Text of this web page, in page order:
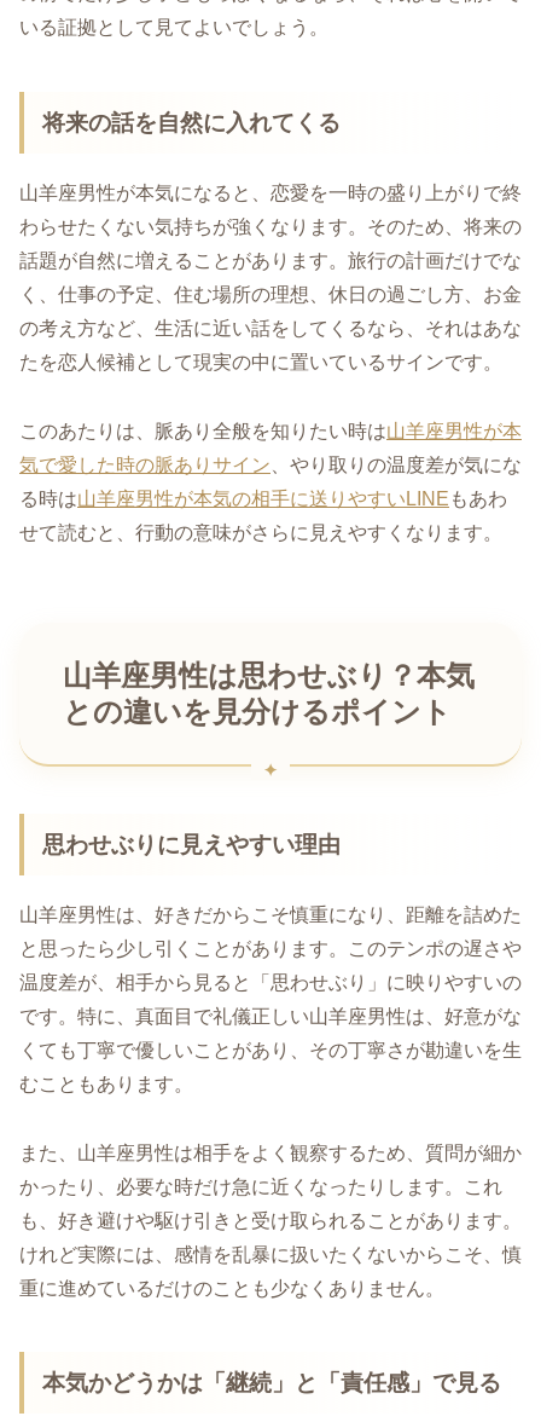
いる証拠として見てよいでしょう。
将来の話を自然に入れてくる
山羊座男性が本気になると、恋愛を一時の盛り上がりで終
わらせたくない気持ちが強くなります。そのため、将来の
話題が自然に増えることがあります。旅行の計画だけでな
く、仕事の予定、住む場所の理想、休日の過ごし方、お金
の考え方など、生活に近い話をしてくるなら、それはあな
たを恋人候補として現実の中に置いているサインです。
このあたりは、脈あり全般を知りたい時は山羊座男性が本
気で愛した時の脈ありサイン 、やり取りの温度差が気にな
る時は山羊座男性が本気の相手に送りやすいLINE もあわ
せて読むと、行動の意味がさらに見えやすくなります。
山羊座男性は思わせぶり？本気
との違いを見分けるポイント
思わせぶりに見えやすい理由
山羊座男性は、好きだからこそ慎重になり、距離を詰めた
と思ったら少し引くことがあります。このテンポの遅さや
温度差が、相手から見ると「思わせぶり」に映りやすいの
です。特に、真面目で礼儀正しい山羊座男性は、好意がな
くても丁寧で優しいことがあり、その丁寧さが勘違いを生
むこともあります。
また、山羊座男性は相手をよく観察するため、質問が細か
かったり、必要な時だけ急に近くなったりします。これ
も、好き避けや駆け引きと受け取られることがあります。
けれど実際には、感情を乱暴に扱いたくないからこそ、慎
重に進めているだけのことも少なくありません。
本気かどうかは「継続」と「責任感」で見る